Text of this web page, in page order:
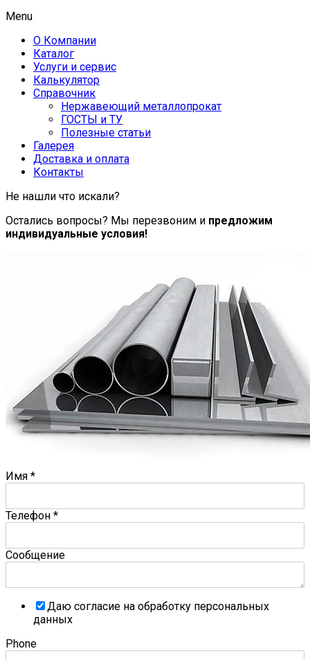
Menu
О Компании
Каталог
Услуги и сервис
Калькулятор
Справочник
Нержавеющий металлопрокат
ГОСТЫ и ТУ
Полезные статьи
Галерея
Доставка и оплата
Контакты
Не нашли что искали?
Остались вопросы? Мы перезвоним и предложим
индивидуальные условия!
Имя *
Телефон *
Сообщение
Даю согласие на обработку персональных
данных
Phone